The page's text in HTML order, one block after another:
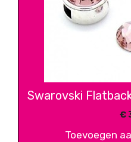
Swarovski
€
Toevoegen